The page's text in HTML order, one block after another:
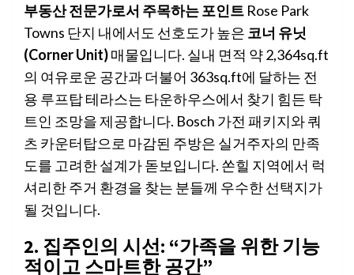
부동산 전문가로서 주목하는 포인트 Rose Park
Towns 단지 내에서도 선호도가 높은 코너 유닛
(Corner Unit)매물입니다. 실내 면적 약 2,364sq.ft
의 여유로운 공간과 더불어 363sq.ft에 달하는 전
용 루프탑 테라스는 타운하우스에서 찾기 힘든 탁
트인 조망을 제공합니다. Bosch 가전 패키지와 쿼
츠 카운터탑으로 마감된 주방은 실거주자의 만족
도를 고려한 설계가 돋보입니다. 쏜힐 지역에서 럭
셔리한 주거 환경을 찾는 분들께 우수한 선택지가
될 것입니다.
2. 집주인의 시선: “가족을 위한 기능
적이고 스마트한 공간”